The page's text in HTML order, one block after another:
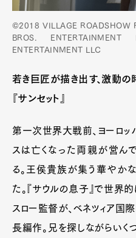
©2018 VILLAGE ROADSHOW
BROS.
ENTERTAINMENT LLC
若き巨匠が描き出す、激動の
『サンセット』
第一次世界大戦前、ヨーロッ
スは亡くなった両親が営ん
る。王侯貴族が集う華やか
た。『サウルの息子』で世界
スロー監督が、ベネツィア国
長編作。兄を探しながらいく